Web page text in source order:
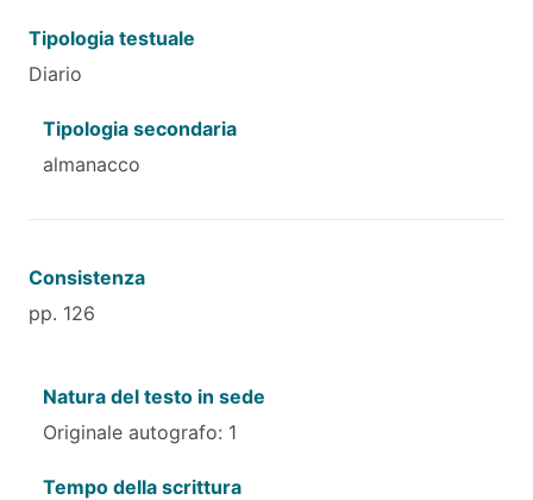
Tipologia testuale
Diario
Tipologia secondaria
almanacco
Consistenza
pp. 126
Natura del testo in sede
Originale autografo: 1
Tempo della scrittura